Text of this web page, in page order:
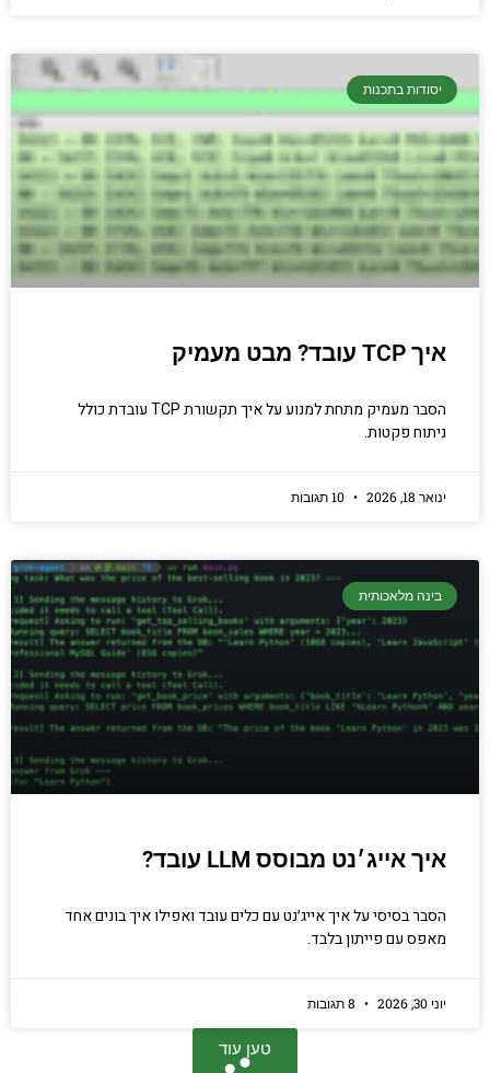
יסודות בתכנות
איך TCP עובד? מבט מעמיק
הסבר מעמיק מתחת למנוע על איך תקשורת TCP עובדת כולל
ניתוח פקטות.
ינואר 18, 2026
בינה מלאכותית
איך אייג׳נט מבוסס LLM עובד?
הסבר בסיסי על איך אייג׳נט עם כלים עובד ואפילו איך בונים אחד
מאפס עם פייתון בלבד.
יוני 30, 2026
טען עוד